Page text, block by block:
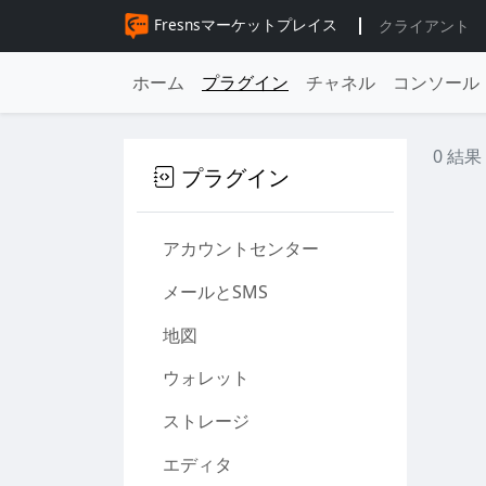
Fresnsマーケットプレイス クライアント
ホーム プラグイン チャネル コンソール
プラグイン
アカウントセンター
メールとSMS
地図
ウォレット
ストレージ
エディタ
0 結果